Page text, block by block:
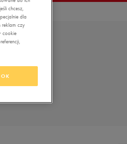
chcesz,
dla
reklam czy
cookie
OK